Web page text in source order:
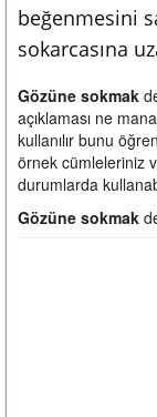
beğenmesini
sokarcasına
Gözüne sokmak
açıklaması ne
kullanılır bunu
örnek cümleleriniz
durumlarda
Gözüne sokmak